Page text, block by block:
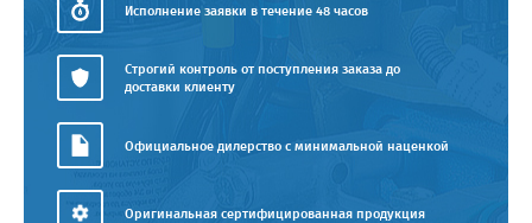
Исполнение заявки в течение 48 часов
Строгий контроль от поступления заказа до
доставки клиенту
Официальное дилерство с минимальной наценкой
Оригинальная сертифицированная продукция